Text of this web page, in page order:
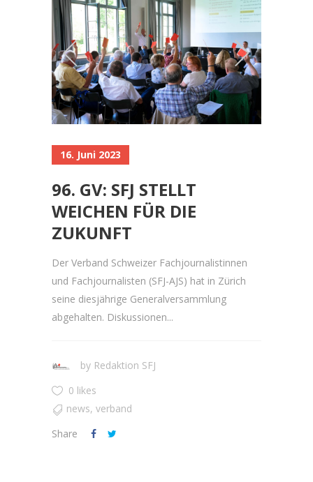
16. Juni 2023
96. GV: SFJ STELLT
WEICHEN FÜR DIE
ZUKUNFT
Der Verband Schweizer Fachjournalistinnen
und Fachjournalisten (SFJ-AJS) hat in Zürich
seine diesjährige Generalversammlung
abgehalten. Diskussionen...
by Redaktion SFJ
0 likes
news, verband
Share